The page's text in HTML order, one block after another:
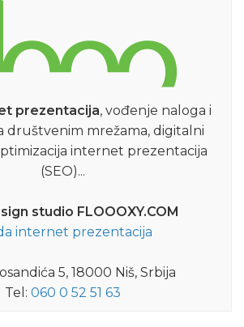
prezentacija, vođenje naloga i
društvenim mrežama, digitalni
internet prezentacija
(SEO)...
studio FLOOOXY.COM
internet prezentacija
5, 18000 Niš, Srbija
Tel: 060 0 52 51 63